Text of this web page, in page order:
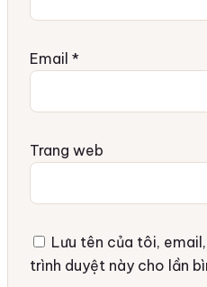
Email *
Trang web
Lưu tên của tôi,
trình duyệt này cho lần